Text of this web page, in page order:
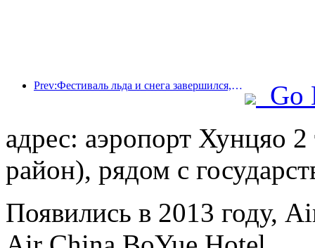
Prev:Фестиваль льда и снега завершился, и Yun Hotel забрал домой первую волну «богатства» в 2025 году.
Go
адрес: аэропорт Хунцяо
район), рядом с
Появились в 2013 году,